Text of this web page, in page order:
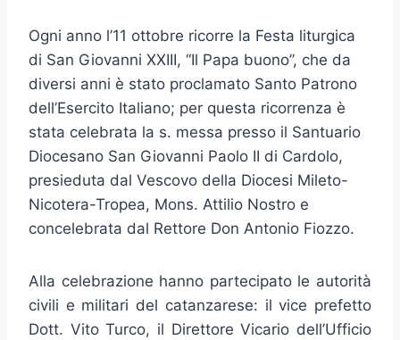
Ogni anno l’11 ottobre ricorre la Festa liturgica
di San Giovanni XXIII, “Il Papa buono”, che da
diversi anni è stato proclamato Santo Patrono
dell’Esercito Italiano; per questa ricorrenza è
stata celebrata la s. messa presso il Santuario
Diocesano San Giovanni Paolo II di Cardolo,
presieduta dal Vescovo della Diocesi Mileto-
Nicotera-Tropea, Mons. Attilio Nostro e
concelebrata dal Rettore Don Antonio Fiozzo.
​Alla celebrazione hanno partecipato le autorità
civili e militari del catanzarese: il vice prefetto
Dott. Vito Turco, il Direttore Vicario dell’Ufficio